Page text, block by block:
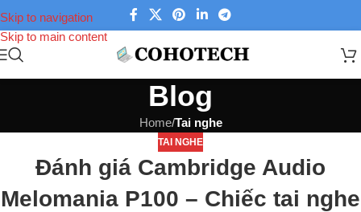
Skip to navigation
Skip to main content
Blog
Home/Tai nghe
TAI NGHE
Đánh giá Cambridge Audio
Melomania P100 – Chiếc tai nghe